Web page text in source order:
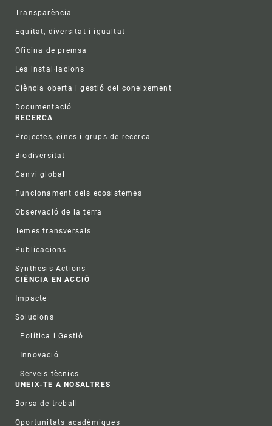
Transparència
Equitat, diversitat i igualtat
Oficina de premsa
Les instal·lacions
Ciència oberta i gestió del coneixement
Documentació
RECERCA
Projectes, eines i grups de recerca
Biodiversitat
Canvi global
Funcionament dels ecosistemes
Observació de la terra
Temes transversals
Publicacions
Synthesis Actions
CIÈNCIA EN ACCIÓ
Impacte
Solucions
Política i Gestió
Innovació
Serveis tècnics
UNEIX-TE A NOSALTRES
Borsa de treball
Oportunitats acadèmiques